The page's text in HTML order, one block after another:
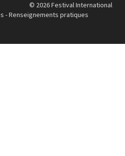
© 2026 Festival International
-Renseignements pratiques